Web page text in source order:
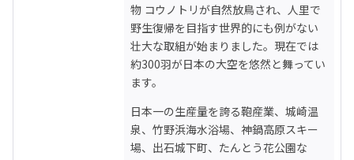
物 コウノトリが自然放鳥され、人里で
野生復帰を目指す世界的にも例がない
壮大な取組が始まりました。現在では
約300羽が日本の大空を悠然と舞ってい
ます。
日本一の生産量を誇る鞄産業、城崎温
泉、竹野浜海水浴場、神鍋高原スキー
場、出石城下町、たんとう花公園な